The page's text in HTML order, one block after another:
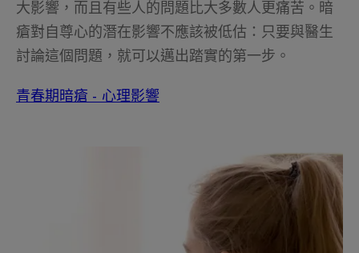
大影響，而且有些人的問題比大多數人更痛苦。暗
瘡對自尊心的潛在影響不應該被低估：只要與醫生
討論這個問題，就可以邁出踏實的第一步。
青春期暗瘡 - 心理影響